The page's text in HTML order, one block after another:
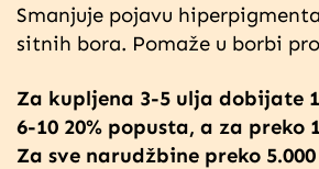
Smanjuje pojavu
sitnih bora. Pomaže u borbi
Za kupljena 3-5 ulja dobijate
6-10 20% popusta, a za preko
Za sve narudžbine preko